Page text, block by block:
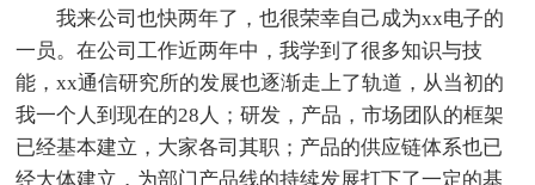
我来公司也快两年了，也很荣幸自己成为xx电子的
一员。在公司工作近两年中，我学到了很多知识与技
能，xx通信研究所的发展也逐渐走上了轨道，从当初的
我一个人到现在的28人；研发，产品，市场团队的框架
已经基本建立，大家各司其职；产品的供应链体系也已
经大体建立，为部门产品线的持续发展打下了一定的基